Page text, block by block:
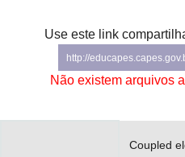
Secretaria de Governo
Gabinete de Segurança Institucional
Use este link
http://
Não existem arquivos
Coupled